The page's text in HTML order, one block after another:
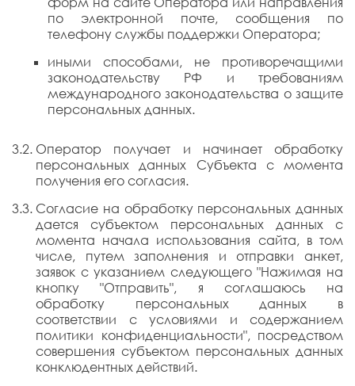
по электронной почте, сообщения по
телефону службы поддержки Оператора;
иными способами, не противоречащими
законодательству РФ и требованиям
международного законодательства о защите
персональных данных.
Оператор получает и начинает обработку
персональных данных Субъекта с момента
получения его согласия.
Согласие на обработку персональных данных
дается субъектом персональных данных с
момента начала использования сайта, в том
числе, путем заполнения и отправки анкет,
заявок с указанием следующего "Нажимая на
кнопку "Отправить", я соглашаюсь на
обработку персональных данных в
соответствии с условиями и содержанием
политики конфиденциальности", посредством
совершения субъектом персональных данных
конклюдентных действий.